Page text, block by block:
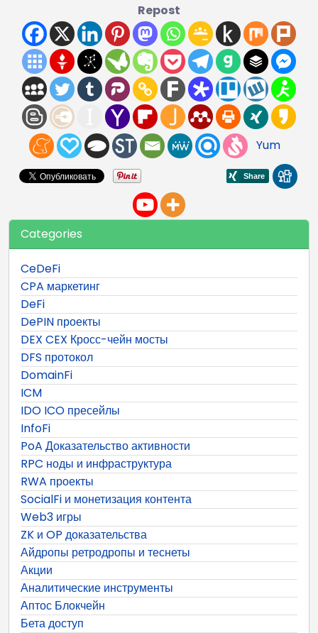
Repost
Yum
Categories
CeDeFi
CPA маркетинг
DeFi
DePIN проекты
DEX CEX Кросс-чейн мосты
DFS протокол
DomainFi
ICM
IDO ICO пресейлы
InfoFi
PoA Доказательство активности
RPC ноды и инфраструктура
RWA проекты
SocialFi и монетизация контента
Web3 игры
ZK и OP доказательства
Айдропы ретродропы и теснеты
Акции
Аналитические инструменты
Аптос Блокчейн
Бета доступ